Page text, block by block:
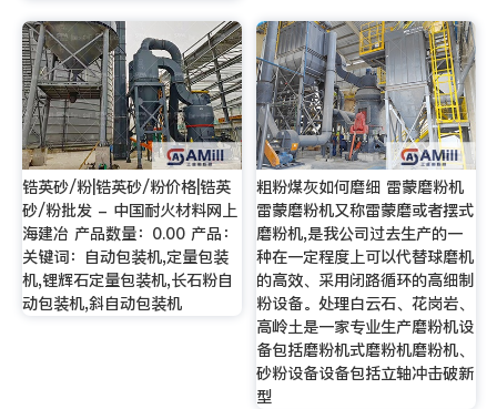
锆英砂/粉|锆英砂/粉价格|锆英
砂/粉批发 - 中国耐火材料网上
海建冶 产品数量：0.00 产品：
关键词：自动包装机,定量包装
机,锂辉石定量包装机,长石粉自
动包装机,斜自动包装机
粗粉煤灰如何磨细 雷蒙磨粉机
雷蒙磨粉机又称雷蒙磨或者摆式
磨粉机,是我公司过去生产的一
种在一定程度上可以代替球磨机
的高效、采用闭路循环的高细制
粉设备。处理白云石、花岗岩、
高岭土是一家专业生产磨粉机设
备包括磨粉机式磨粉机磨粉机、
砂粉设备设备包括立轴冲击破新
型